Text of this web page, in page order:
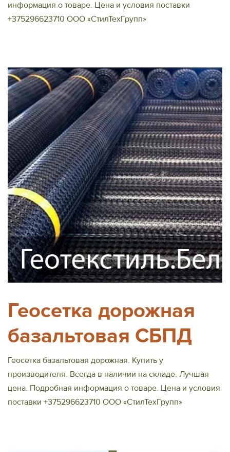
информация о товаре. Цена и условия поставки
+375296623710 ООО «СтилТехГрупп»
Геосетка дорожная
базальтовая СБПД
Геосетка базальтовая дорожная. Купить у
производителя. Всегда в наличии на складе. Лучшая
цена. Подробная информация о товаре. Цена и условия
поставки +375296623710 ООО «СтилТехГрупп»